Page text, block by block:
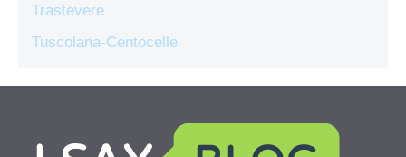
Trastevere
Tuscolana-Centocelle